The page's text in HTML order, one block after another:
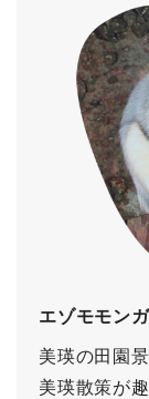
エゾモモンガ
美瑛の田園
美瑛散策が趣